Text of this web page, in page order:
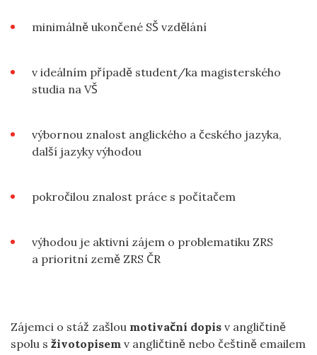
minimálně ukončené SŠ vzdělání
v ideálním případě student/ka magisterského
studia na VŠ
výbornou znalost anglického a českého jazyka,
další jazyky výhodou
pokročilou znalost práce s počítačem
výhodou je aktivní zájem o problematiku ZRS
a prioritní země ZRS ČR
Zájemci o stáž zašlou motivační dopis v angličtině
spolu s životopisem v angličtině nebo češtině emailem